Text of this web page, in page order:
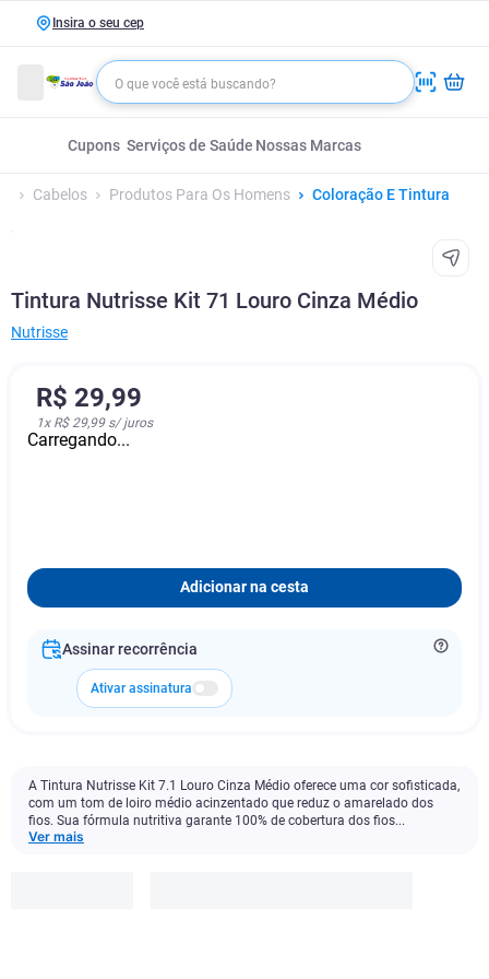
Insira o seu cep
Cupons Serviços de Saúde Nossas Marcas
Cabelos Produtos Para Os Homens Coloração E Tintura
Tintura Nutrisse Kit 71 Louro Cinza Médio
Nutrisse
R$ 29,99
1x R$ 29,99s/ juros
Carregando...
Adicionar na cesta
Assinar recorrência
Ativar assinatura
A Tintura Nutrisse Kit 7.1 Louro Cinza Médio oferece uma cor sofisticada,
com um tom de loiro médio acinzentado que reduz o amarelado dos
fios. Sua fórmula nutritiva garante 100% de cobertura dos fios...
Ver mais